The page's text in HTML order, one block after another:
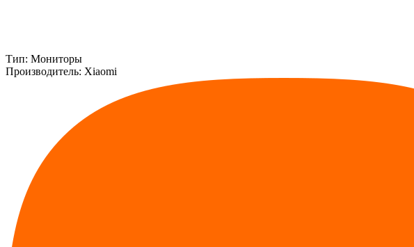
Тип: Мониторы
Производитель: Xiaomi